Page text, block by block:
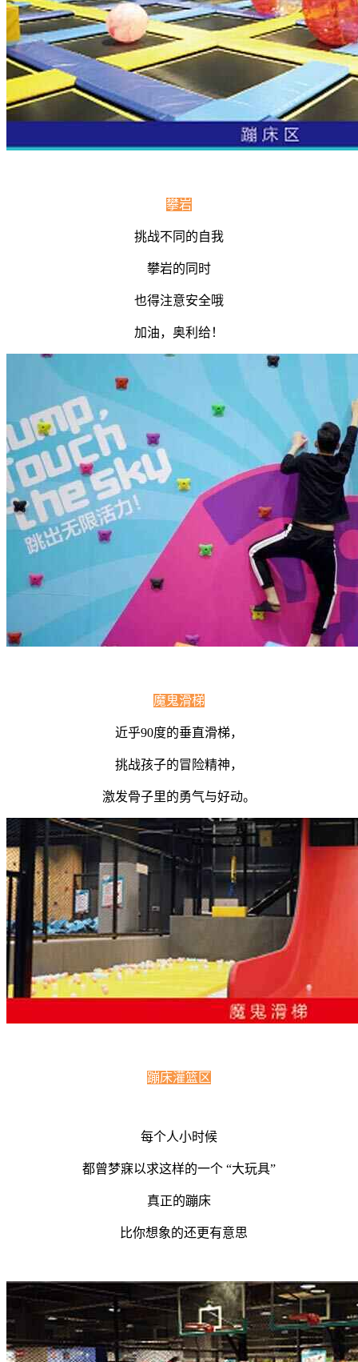
攀岩
挑战不同的自我
攀岩的同时
也得注意安全哦
加油，奥利给！
魔鬼滑梯
近乎90度的垂直滑梯，
挑战孩子的冒险精神，
激发骨子里的勇气与好动。
蹦床灌篮区
每个人小时候
都曾梦寐以求这样的一个 “大玩具”
真正的蹦床
比你想象的还更有意思